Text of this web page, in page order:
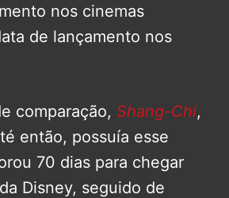
nos cinemas
de lançamento nos
comparação, Shang-Chi,
então, possuía esse
70 dias para chegar
Disney, seguido de